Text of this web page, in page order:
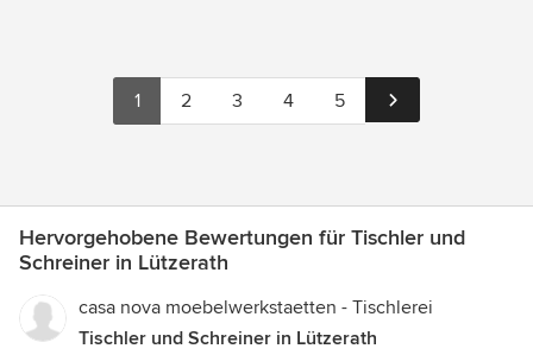
1 2 3 4 5
Hervorgehobene Bewertungen für Tischler und
Schreiner in Lützerath
casa nova moebelwerkstaetten - Tischlerei
Tischler und Schreiner in Lützerath